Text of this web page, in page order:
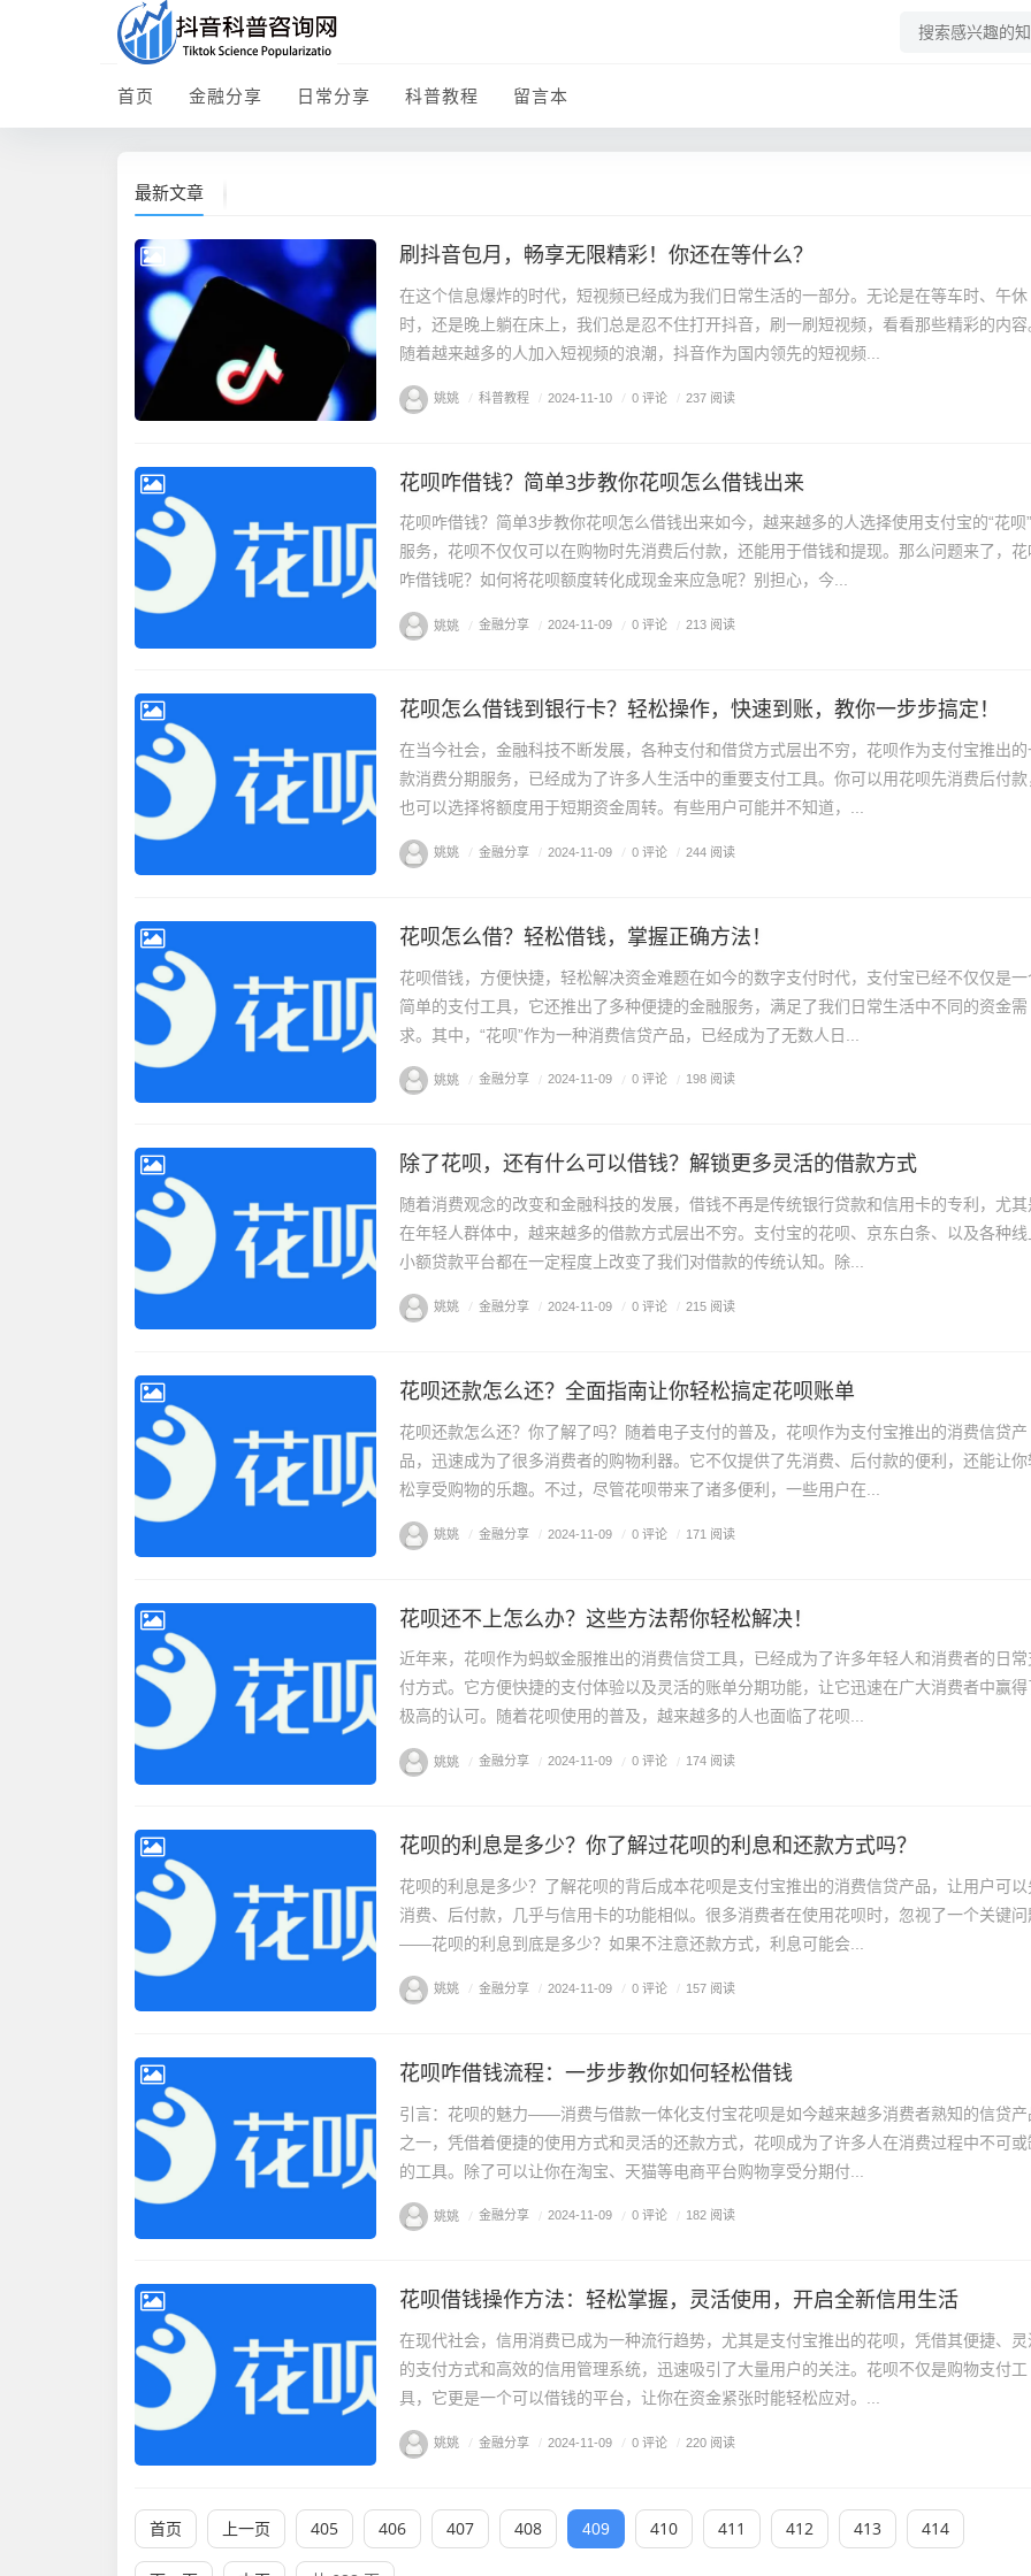
首页 金融分享 日常分享 科普教程 留言本
最新文章
刷抖音包月，畅享无限精彩！你还在等什么？
在这个信息爆炸的时代，短视频已经成为我们日常生活的一部分。无论是在等车时、午休
时，还是晚上躺在床上，我们总是忍不住打开抖音，刷一刷短视频，看看那些精彩的内容
随着越来越多的人加入短视频的浪潮，抖音作为国内领先的短视频...
姚姚 / 科普教程 / 2024-11-10 / 0 评论 / 237 阅读
花呗咋借钱？简单3步教你花呗怎么借钱出来
花呗咋借钱？简单3步教你花呗怎么借钱出来如今，越来越多的人选择使用支付宝的“花呗”
服务，花呗不仅仅可以在购物时先消费后付款，还能用于借钱和提现。那么问题来了，花
咋借钱呢？如何将花呗额度转化成现金来应急呢？别担心，今...
姚姚 / 金融分享 / 2024-11-09 / 0 评论 / 213 阅读
花呗怎么借钱到银行卡？轻松操作，快速到账，教你一步步搞定！
在当今社会，金融科技不断发展，各种支付和借贷方式层出不穷，花呗作为支付宝推出的
款消费分期服务，已经成为了许多人生活中的重要支付工具。你可以用花呗先消费后付款
也可以选择将额度用于短期资金周转。有些用户可能并不知道，...
姚姚 / 金融分享 / 2024-11-09 / 0 评论 / 244 阅读
花呗怎么借？轻松借钱，掌握正确方法！
花呗借钱，方便快捷，轻松解决资金难题在如今的数字支付时代，支付宝已经不仅仅是一
简单的支付工具，它还推出了多种便捷的金融服务，满足了我们日常生活中不同的资金需
求。其中，“花呗”作为一种消费信贷产品，已经成为了无数人日...
姚姚 / 金融分享 / 2024-11-09 / 0 评论 / 198 阅读
除了花呗，还有什么可以借钱？解锁更多灵活的借款方式
随着消费观念的改变和金融科技的发展，借钱不再是传统银行贷款和信用卡的专利，尤其
在年轻人群体中，越来越多的借款方式层出不穷。支付宝的花呗、京东白条、以及各种线
小额贷款平台都在一定程度上改变了我们对借款的传统认知。除...
姚姚 / 金融分享 / 2024-11-09 / 0 评论 / 215 阅读
花呗还款怎么还？全面指南让你轻松搞定花呗账单
花呗还款怎么还？你了解了吗？随着电子支付的普及，花呗作为支付宝推出的消费信贷产
品，迅速成为了很多消费者的购物利器。它不仅提供了先消费、后付款的便利，还能让你
松享受购物的乐趣。不过，尽管花呗带来了诸多便利，一些用户在...
姚姚 / 金融分享 / 2024-11-09 / 0 评论 / 171 阅读
花呗还不上怎么办？这些方法帮你轻松解决！
近年来，花呗作为蚂蚁金服推出的消费信贷工具，已经成为了许多年轻人和消费者的日常
付方式。它方便快捷的支付体验以及灵活的账单分期功能，让它迅速在广大消费者中赢得
极高的认可。随着花呗使用的普及，越来越多的人也面临了花呗...
姚姚 / 金融分享 / 2024-11-09 / 0 评论 / 174 阅读
花呗的利息是多少？你了解过花呗的利息和还款方式吗？
花呗的利息是多少？了解花呗的背后成本花呗是支付宝推出的消费信贷产品，让用户可以
消费、后付款，几乎与信用卡的功能相似。很多消费者在使用花呗时，忽视了一个关键问
——花呗的利息到底是多少？如果不注意还款方式，利息可能会...
姚姚 / 金融分享 / 2024-11-09 / 0 评论 / 157 阅读
花呗咋借钱流程：一步步教你如何轻松借钱
引言：花呗的魅力——消费与借款一体化支付宝花呗是如今越来越多消费者熟知的信贷产
之一，凭借着便捷的使用方式和灵活的还款方式，花呗成为了许多人在消费过程中不可或
的工具。除了可以让你在淘宝、天猫等电商平台购物享受分期付...
姚姚 / 金融分享 / 2024-11-09 / 0 评论 / 182 阅读
花呗借钱操作方法：轻松掌握，灵活使用，开启全新信用生活
在现代社会，信用消费已成为一种流行趋势，尤其是支付宝推出的花呗，凭借其便捷、灵
的支付方式和高效的信用管理系统，迅速吸引了大量用户的关注。花呗不仅是购物支付工
具，它更是一个可以借钱的平台，让你在资金紧张时能轻松应对。...
姚姚 / 金融分享 / 2024-11-09 / 0 评论 / 220 阅读
首页 上一页 405 406 407 408 409 410 411 412 413 414